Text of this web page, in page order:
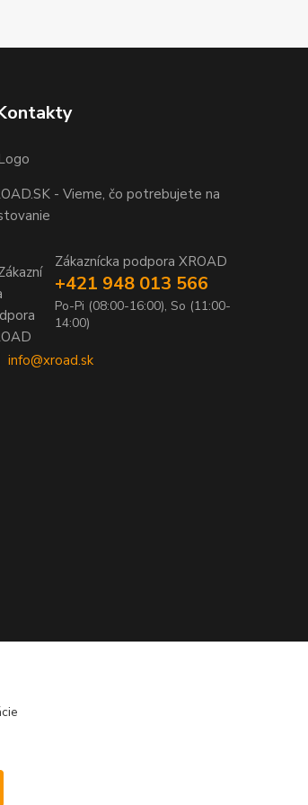
- Vieme, čo potrebujete na
Zákaznícka podpora XROAD
+421 948 013 566
Po-Pi (08:00-16:00), So (11:00-
14:00)
info@xroad.sk